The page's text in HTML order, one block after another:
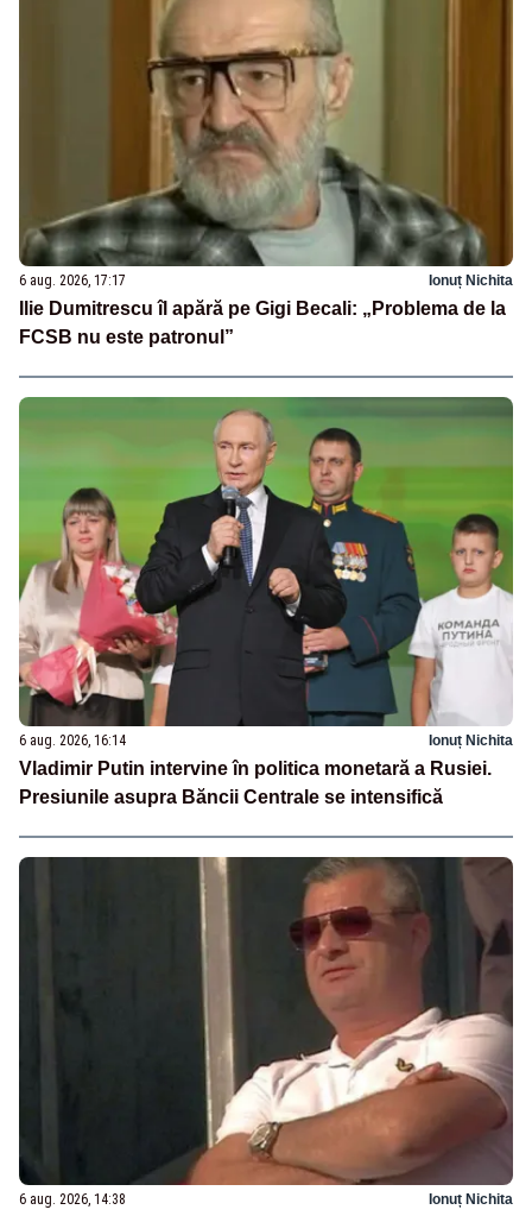
6 aug. 2026, 17:17 Ionuț Nichita
Ilie Dumitrescu îl apără pe Gigi Becali: „Problema de la
FCSB nu este patronul”
6 aug. 2026, 16:14 Ionuț Nichita
Vladimir Putin intervine în politica monetară a Rusiei.
Presiunile asupra Băncii Centrale se intensifică
6 aug. 2026, 14:38 Ionuț Nichita